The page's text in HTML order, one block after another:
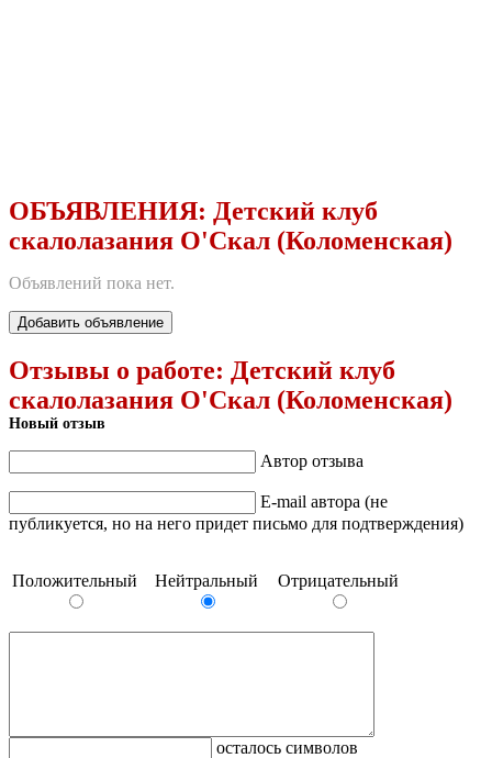
ОБЪЯВЛЕНИЯ: Детский клуб
скалолазания О'Скал (Коломенская)
Объявлений пока нет.
Добавить объявление
Отзывы о работе: Детский клуб
скалолазания О'Скал (Коломенская)
Новый отзыв
Автор отзыва
E-mail автора (не
публикуется, но на него придет письмо для подтверждения)
Положительный Нейтральный Отрицательный
осталось символов